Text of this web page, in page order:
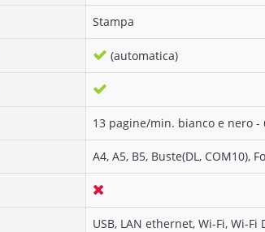
Stampa
(automatica)
13 pagine/min. bianco e nero
A4, A5, B5, Buste(DL, COM10),
USB, LAN ethernet, Wi-Fi, Wi-Fi